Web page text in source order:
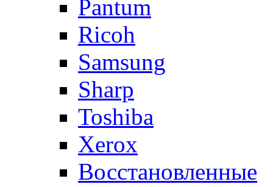
Pantum
Ricoh
Samsung
Sharp
Toshiba
Xerox
Восстановленные